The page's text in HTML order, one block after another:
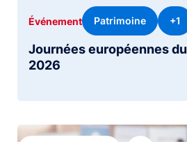
Journées européennes
2026
Événement Patrimoine +1
Image